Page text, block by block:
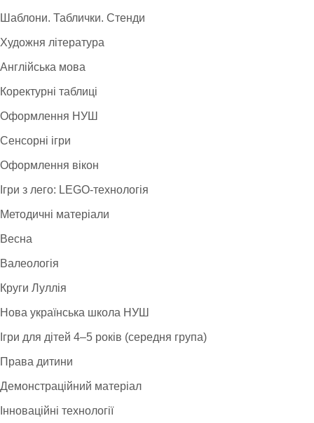
Шаблони. Таблички. Стенди
Художня література
Англійська мова
Коректурні таблиці
Оформлення НУШ
Сенсорні ігри
Оформлення вікон
Ігри з лего: LEGO-технологія
Методичні матеріали
Весна
Валеологія
Круги Луллія
Нова українська школа НУШ
Ігри для дітей 4–5 років (середня група)
Права дитини
Демонстраційний матеріал
Інноваційні технології